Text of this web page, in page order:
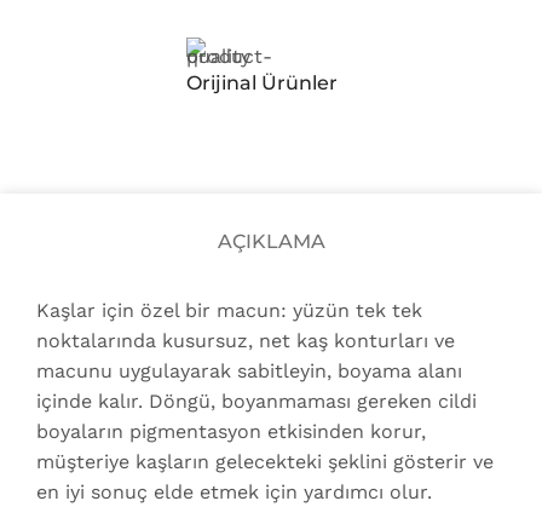
Orijinal Ürünler
AÇIKLAMA
Kaşlar için özel bir macun: yüzün tek tek
noktalarında kusursuz, net kaş konturları ve
macunu uygulayarak sabitleyin, boyama alanı
içinde kalır. Döngü, boyanmaması gereken cildi
boyaların pigmentasyon etkisinden korur,
müşteriye kaşların gelecekteki şeklini gösterir ve
en iyi sonuç elde etmek için yardımcı olur.